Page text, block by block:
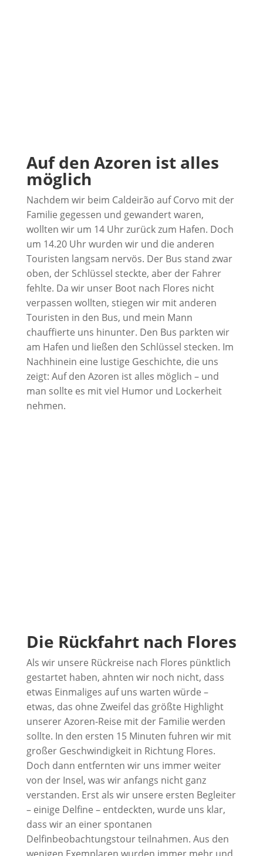
Auf den Azoren ist alles
möglich
Nachdem wir beim Caldeirão auf Corvo mit der
Familie gegessen und gewandert waren,
wollten wir um 14 Uhr zurück zum Hafen. Doch
um 14.20 Uhr wurden wir und die anderen
Touristen langsam nervös. Der Bus stand zwar
oben, der Schlüssel steckte, aber der Fahrer
fehlte. Da wir unser Boot nach Flores nicht
verpassen wollten, stiegen wir mit anderen
Touristen in den Bus, und mein Mann
chauffierte uns hinunter. Den Bus parkten wir
am Hafen und ließen den Schlüssel stecken. Im
Nachhinein eine lustige Geschichte, die uns
zeigt: Auf den Azoren ist alles möglich – und
man sollte es mit viel Humor und Lockerheit
nehmen.
Die Rückfahrt nach Flores
Als wir unsere Rückreise nach Flores pünktlich
gestartet haben, ahnten wir noch nicht, dass
etwas Einmaliges auf uns warten würde –
etwas, das ohne Zweifel das größte Highlight
unserer Azoren-Reise mit der Familie werden
sollte. In den ersten 15 Minuten fuhren wir mit
großer Geschwindigkeit in Richtung Flores.
Doch dann entfernten wir uns immer weiter
von der Insel, was wir anfangs nicht ganz
verstanden. Erst als wir unsere ersten Begleiter
– einige Delfine – entdeckten, wurde uns klar,
dass wir an einer spontanen
Delfinbeobachtungstour teilnahmen. Aus den